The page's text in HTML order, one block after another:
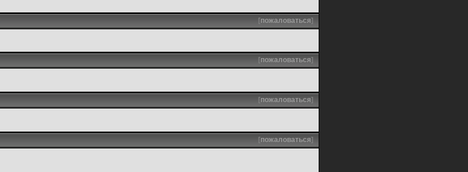
[пожаловаться]
[пожаловаться]
[пожаловаться]
[пожаловаться]